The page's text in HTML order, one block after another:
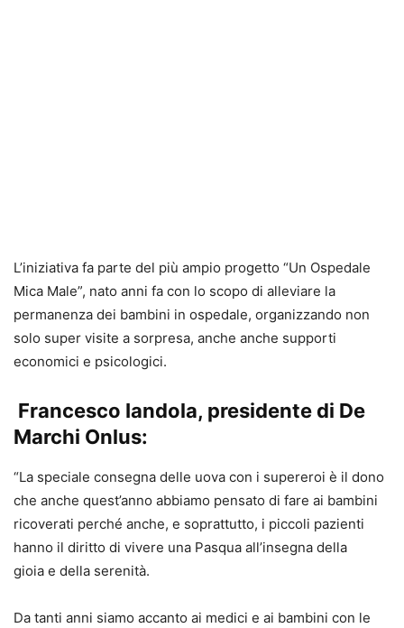
L’iniziativa fa parte del più ampio progetto “Un Ospedale
Mica Male”, nato anni fa con lo scopo di alleviare la
permanenza dei bambini in ospedale, organizzando non
solo super visite a sorpresa, anche anche supporti
economici e psicologici.
Francesco Iandola, presidente di De
Marchi Onlus:
“La speciale consegna delle uova con i supereroi è il dono
che anche quest’anno abbiamo pensato di fare ai bambini
ricoverati perché anche, e soprattutto, i piccoli pazienti
hanno il diritto di vivere una Pasqua all’insegna della
gioia e della serenità.
Da tanti anni siamo accanto ai medici e ai bambini con le